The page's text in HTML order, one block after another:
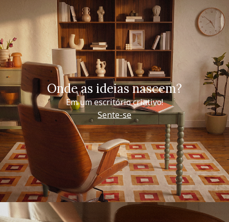
Onde as ideias nascem?
Em um escritório criativo!
Sente-se